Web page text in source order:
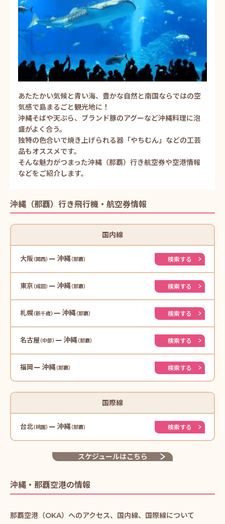
あたたかい気候と青い海、豊かな自然と南国ならではの空
気感で島まるごと観光地に！
沖縄そばや天ぷら、ブランド豚のアグーなど沖縄料理に泡
盛がよく合う。
独特の色合いで焼き上げられる器「やちむん」などの工芸
品もオススメです。
そんな魅力がつまった沖縄（那覇）行き航空券や空港情報
などをご紹介します。
沖縄（那覇）行き飛行機・航空券情報
国内線
大阪 沖縄 検索する
東京 沖縄 検索する
札幌 沖縄 検索する
名古屋 沖縄 検索する
福岡 沖縄 検索する
国際線
台北 沖縄 検索する
スケジュールはこちら
沖縄・那覇空港の情報
那覇空港（OKA）へのアクセス、国内線、国際線について